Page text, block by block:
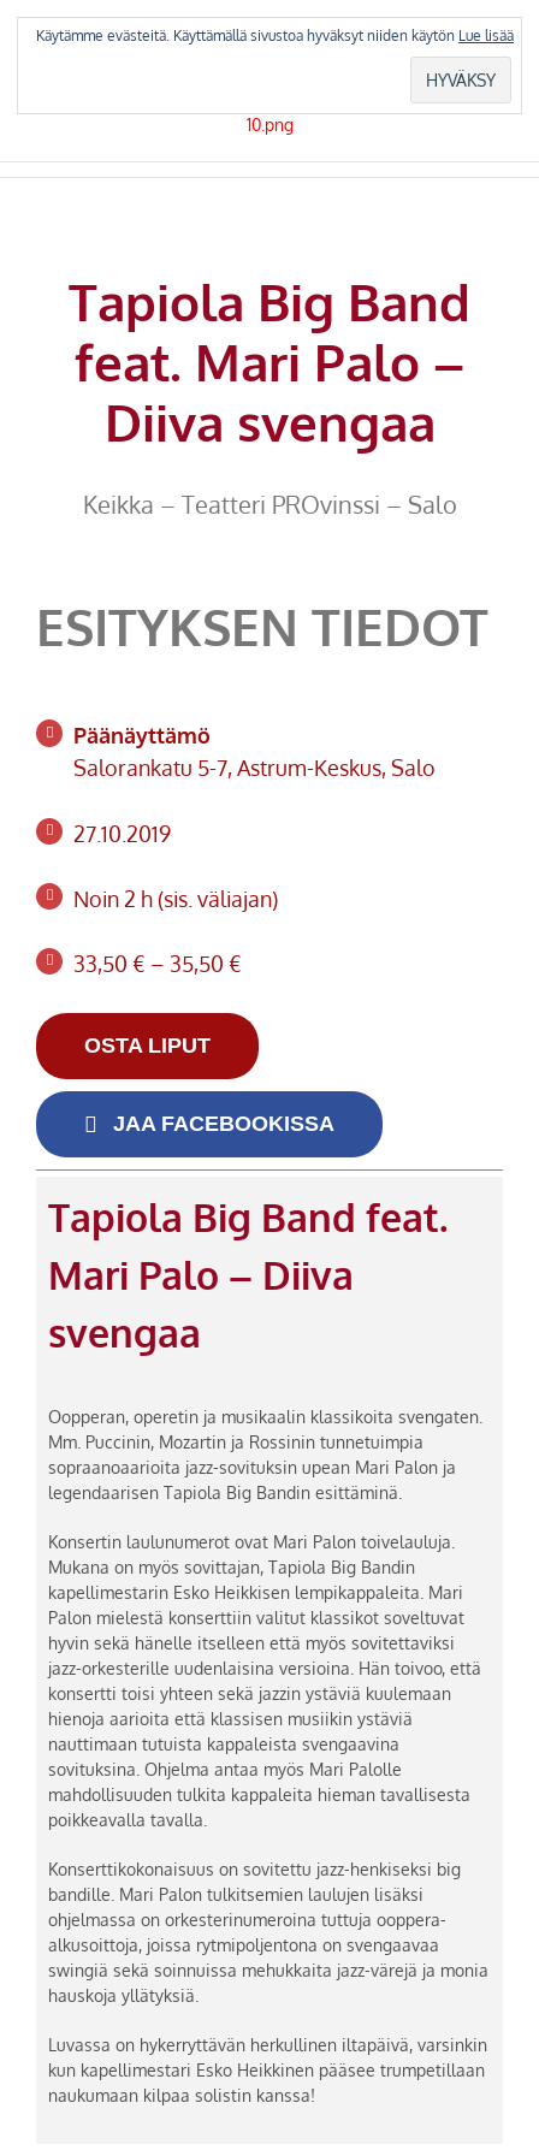
Tapiola Big Band
feat. Mari Palo –
Diiva svengaa
Keikka – Teatteri PROvinssi – Salo
ESITYKSEN TIEDOT
Päänäyttämö
Salorankatu 5-7, Astrum-Keskus, Salo
27.10.2019
Noin 2 h (sis. väliajan)
33,50 € – 35,50 €
OSTA LIPUT
JAA FACEBOOKISSA
Tapiola Big Band feat.
Mari Palo – Diiva
svengaa
Oopperan, operetin ja musikaalin klassikoita svengaten.
Mm. Puccinin, Mozartin ja Rossinin tunnetuimpia
sopraanoaarioita jazz-sovituksin upean Mari Palon ja
legendaarisen Tapiola Big Bandin esittäminä.
Konsertin laulunumerot ovat Mari Palon toivelauluja.
Mukana on myös sovittajan, Tapiola Big Bandin
kapellimestarin Esko Heikkisen lempikappaleita. Mari
Palon mielestä konserttiin valitut klassikot soveltuvat
hyvin sekä hänelle itselleen että myös sovitettaviksi
jazz-orkesterille uudenlaisina versioina. Hän toivoo, että
konsertti toisi yhteen sekä jazzin ystäviä kuulemaan
hienoja aarioita että klassisen musiikin ystäviä
nauttimaan tutuista kappaleista svengaavina
sovituksina. Ohjelma antaa myös Mari Palolle
mahdollisuuden tulkita kappaleita hieman tavallisesta
poikkeavalla tavalla.
Konserttikokonaisuus on sovitettu jazz-henkiseksi big
bandille. Mari Palon tulkitsemien laulujen lisäksi
ohjelmassa on orkesterinumeroina tuttuja ooppera-
alkusoittoja, joissa rytmipoljentona on svengaavaa
swingiä sekä soinnuissa mehukkaita jazz-värejä ja monia
hauskoja yllätyksiä.
Luvassa on hykerryttävän herkullinen iltapäivä, varsinkin
kun kapellimestari Esko Heikkinen pääsee trumpetillaan
naukumaan kilpaa solistin kanssa!
Käytämme evästeitä. Käyttämällä sivustoa hyväksyt niiden käytön Lue lisää